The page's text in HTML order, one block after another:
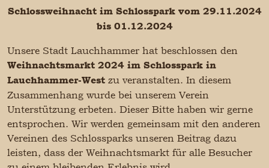
Schlossweihnacht im Schlosspark vom 29.11.2024
bis 01.12.2024
Unsere Stadt Lauchhammer hat beschlossen den
Weihnachtsmarkt 2024 im Schlosspark in
Lauchhammer-West zu veranstalten. In diesem
Zusammenhang wurde bei unserem Verein
Unterstützung erbeten. Dieser Bitte haben wir gerne
entsprochen. Wir werden gemeinsam mit den anderen
Vereinen des Schlossparks unseren Beitrag dazu
leisten, dass der Weihnachtsmarkt für alle Besucher